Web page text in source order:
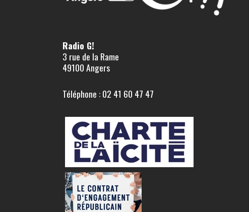
Radio G!
3 rue de la Rame
49100 Angers
Téléphone : 02 41 60 47 47